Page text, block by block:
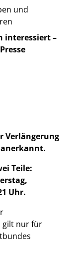
und
interessiert –
Verlängerung
anerkannt.
Teile:
Uhr.
gilt nur für